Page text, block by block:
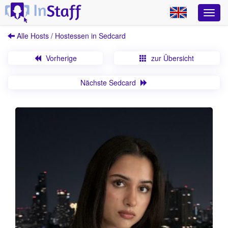
Alle Hosts / Hostessen in Sedcard
Vorherige zur Übersicht
Nächste Sedcard